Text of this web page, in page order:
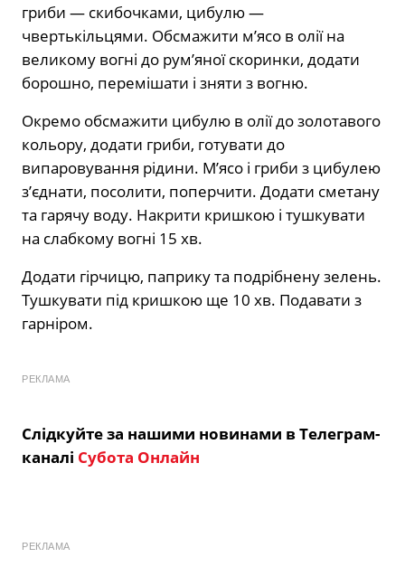
гриби — скибочками, цибулю —
чвертькільцями. Обсмажити м’ясо в олії на
великому вогні до рум’яної скоринки, додати
борошно, перемішати і зняти з вогню.
Окремо обсмажити цибулю в олії до золотавого
кольору, додати гриби, готувати до
випаровування рідини. М’ясо і гриби з цибулею
з’єднати, посолити, поперчити. Додати сметану
та гарячу воду. Накрити кришкою і тушкувати
на слабкому вогні 15 хв.
Додати гірчицю, паприку та подрібнену зелень.
Тушкувати під кришкою ще 10 хв. Подавати з
гарніром.
РЕКЛАМА
Слідкуйте за нашими новинами в Телеграм-
каналі Субота Онлайн
РЕКЛАМА